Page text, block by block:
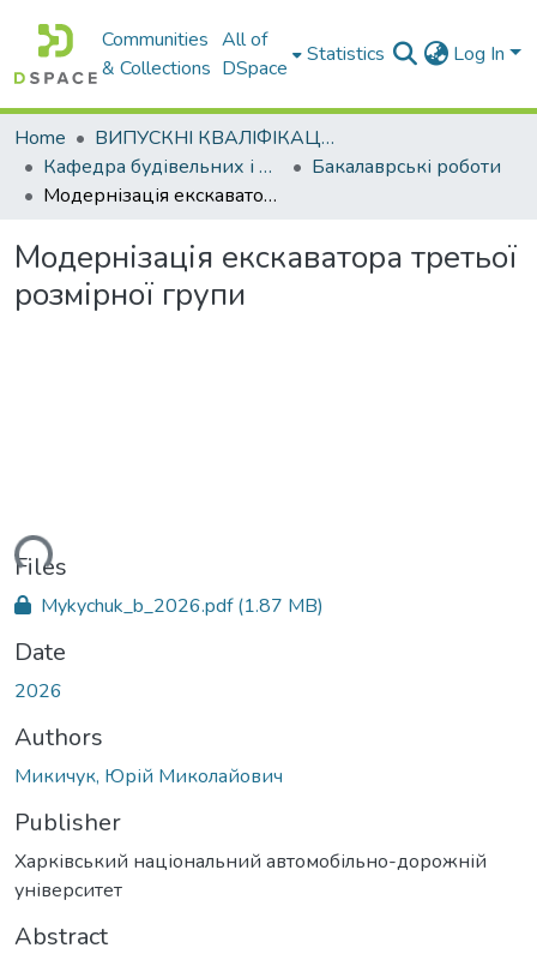
Communities
& Collections
All of
DSpace
Statistics Log In
Home
ВИПУСКНІ КВАЛІФІКАЦІЙНІ РОБОТИ
Кафедра будівельних і дорожніх машин
Бакалаврські роботи
Модернізація екскаватора третьої розмірної групи
Модернізація екскаватора третьої
розмірної групи
Files
Mykychuk_b_2026.pdf(1.87 MB)
Date
2026
Authors
Микичук, Юрій Миколайович
Publisher
Харківський національний автомобільно-дорожній
університет
Abstract